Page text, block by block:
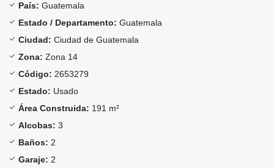
País: Guatemala
Estado / Departamento: Guatemala
Ciudad: Ciudad de Guatemala
Zona: Zona 14
Código: 2653279
Estado: Usado
Área Construida: 191 m²
Alcobas: 3
Baños: 2
Garaje: 2